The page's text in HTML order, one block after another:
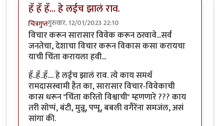
हॅ हॅ हॅ... हे लईच झालं राव.
चित्रगुप्तगुरुवार, 12/01/2023 22:10
विचार करून सारासार विवेक करून ठरवावे...सर्व
जनतेचा, देशाचा विचार करून विकास कसा करायचा
याची चिंता करायला हवी...
हॅ..हॅ..हॅ.... हे लईच झालं राव. त्ये काय समर्थ
रामदासस्वामी हैत का, सारासार विचार-विवेकाची
कास धरून "चिंता करितो विश्वाची" म्हणणारे ??? काय
तरी सोप्पं, बंटी, मुन्नू, पप्पू, बबली वगैरेंना समजंल, असं
सांगा की.